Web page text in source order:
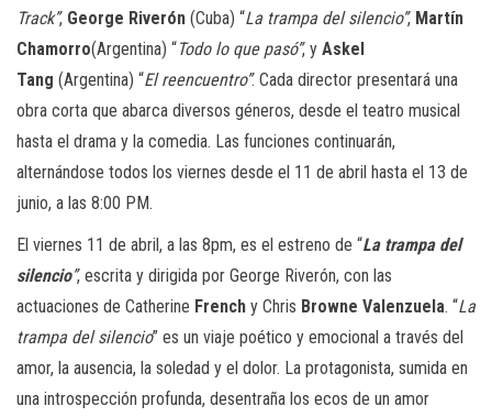
Track”, George Riverón (Cuba) “La trampa del silencio”, Martín
Chamorro(Argentina) “Todo lo que pasó”, y Askel
Tang (Argentina) “El reencuentro”. Cada director presentará una
obra corta que abarca diversos géneros, desde el teatro musical
hasta el drama y la comedia. Las funciones continuarán,
alternándose todos los viernes desde el 11 de abril hasta el 13 de
junio, a las 8:00 PM.
El viernes 11 de abril, a las 8pm, es el estreno de “La trampa del
silencio”, escrita y dirigida por George Riverón, con las
actuaciones de Catherine French y Chris Browne Valenzuela. “La
trampa del silencio” es un viaje poético y emocional a través del
amor, la ausencia, la soledad y el dolor. La protagonista, sumida en
una introspección profunda, desentraña los ecos de un amor